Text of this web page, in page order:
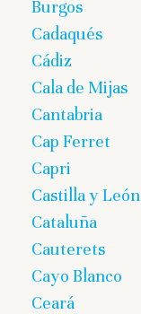
Burgos
Cadaqués
Cádiz
Cala de Mijas
Cantabria
Cap Ferret
Capri
Castilla y León
Cataluña
Cauterets
Cayo Blanco
Ceará